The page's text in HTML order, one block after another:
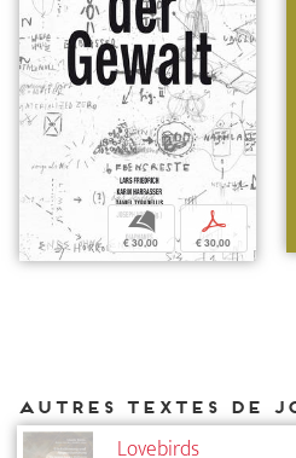
b
€ 30,00
p
€ 30,00
Lovebirds